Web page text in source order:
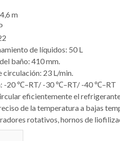
m
de líquidos: 50 L
baño: 410 mm.
circulación: 23 L/min.
-20 ℃–RT/ -30 ℃–RT/ -40 ℃–RT
eficientemente el
de la temperatura a bajas
rotativos, hornos de